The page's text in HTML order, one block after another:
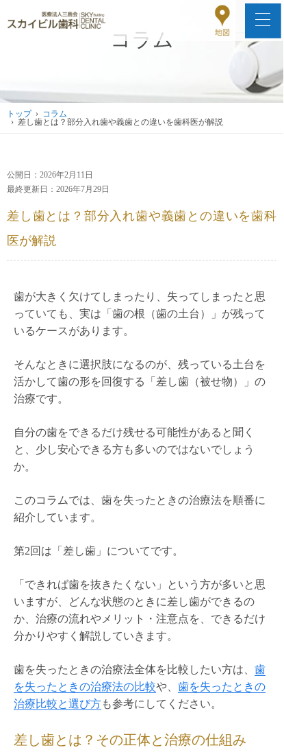
コラム
トップ› コラム
› 差し歯とは？部分入れ歯や義歯との違いを歯科医が解説
公開日：2026年2月11日
最終更新日：2026年7月29日
差し歯とは？部分入れ歯や義歯との違いを歯科
医が解説
歯が大きく欠けてしまったり、失ってしまったと思
っていても、実は「歯の根（歯の土台）」が残って
いるケースがあります。
そんなときに選択肢になるのが、残っている土台を
活かして歯の形を回復する「差し歯（被せ物）」の
治療です。
自分の歯をできるだけ残せる可能性があると聞く
と、少し安心できる方も多いのではないでしょう
か。
このコラムでは、歯を失ったときの治療法を順番に
紹介しています。
第2回は「差し歯」についてです。
「できれば歯を抜きたくない」という方が多いと思
いますが、どんな状態のときに差し歯ができるの
か、治療の流れやメリット・注意点を、できるだけ
分かりやすく解説していきます。
歯を失ったときの治療法全体を比較したい方は、 歯
を失ったときの治療法の比較や、 歯を失ったときの
治療比較と選び方も参考にしてください。
差し歯とは？その正体と治療の仕組み